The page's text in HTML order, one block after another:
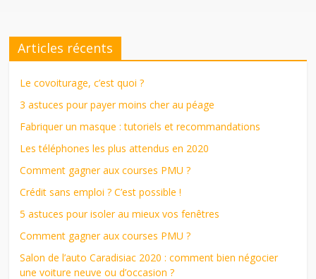
Articles récents
Le covoiturage, c’est quoi ?
3 astuces pour payer moins cher au péage
Fabriquer un masque : tutoriels et recommandations
Les téléphones les plus attendus en 2020
Comment gagner aux courses PMU ?
Crédit sans emploi ? C’est possible !
5 astuces pour isoler au mieux vos fenêtres
Comment gagner aux courses PMU ?
Salon de l’auto Caradisiac 2020 : comment bien négocier
une voiture neuve ou d’occasion ?